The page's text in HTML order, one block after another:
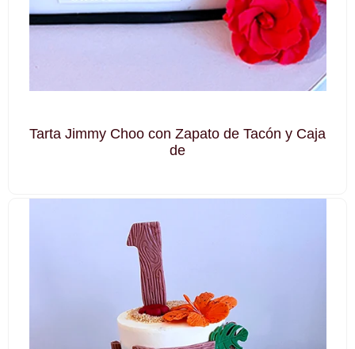
Tarta Jimmy Choo con Zapato de Tacón y Caja
de